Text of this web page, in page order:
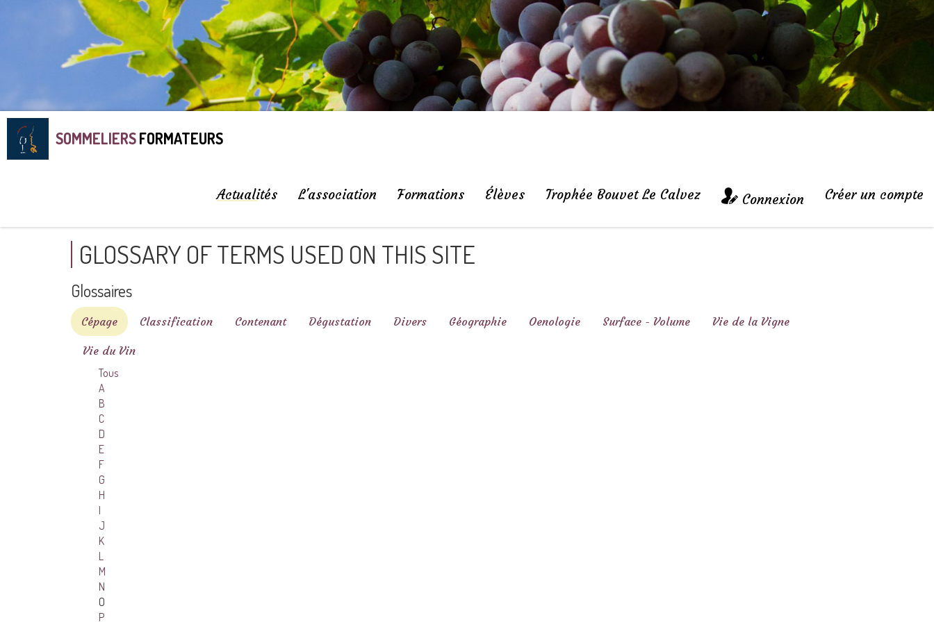
SOMMELIERSFORMATEURS
Actualités L'association Formations Élèves Trophée Bouvet Le Calvez Connexion Créer un compte
GLOSSARY OF TERMS USED ON THIS SITE
Glossaires
Cépage Classification Contenant Dégustation Divers Géographie Oenologie Surface - Volume Vie de la Vigne
Vie du Vin
Tous
A
B
C
D
E
F
G
H
I
J
K
L
M
N
O
P